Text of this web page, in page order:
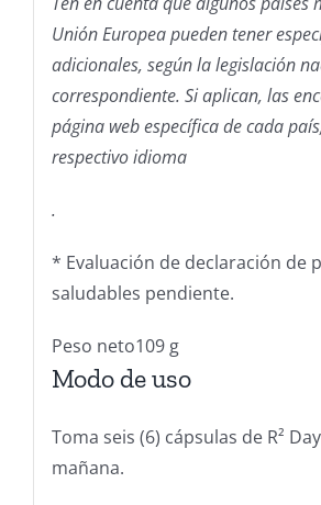
Unión Europea pueden tener
adicionales, según la legislación
correspondiente. Si aplican, las
página web específica de cada
respectivo idioma
.
* Evaluación de declaración de
saludables pendiente.
Peso neto109 g
Modo de uso
Toma seis (6) cápsulas de R²
mañana.